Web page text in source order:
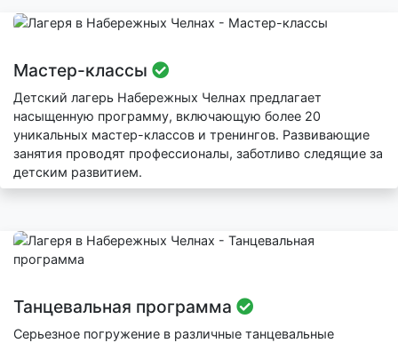
Мастер-классы
Детский лагерь Набережных Челнах предлагает
насыщенную программу, включающую более 20
уникальных мастер-классов и тренингов. Развивающие
занятия проводят профессионалы, заботливо следящие за
детским развитием.
Танцевальная программа
Серьезное погружение в различные танцевальные